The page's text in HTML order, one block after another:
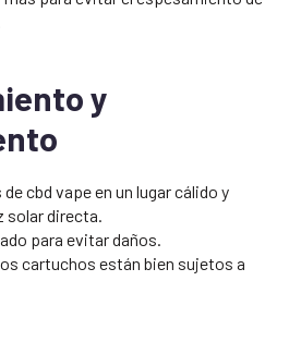
y
cbd vape en un lugar cálido y
solar directa.
para evitar daños.
cartuchos están bien sujetos a